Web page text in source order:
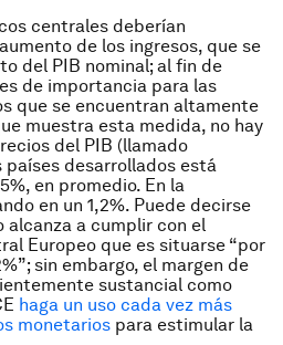
centrales deberían
de los ingresos, que se
del PIB nominal; al fin de
de importancia para las
que se encuentran altamente
muestra esta medida, no hay
del PIB (llamado
desarrollados está
en promedio. En la
en un 1,2%. Puede decirse
a cumplir con el
Europeo que es situarse “por
sin embargo, el margen de
sustancial como
haga un uso cada vez más
monetarios para estimular la